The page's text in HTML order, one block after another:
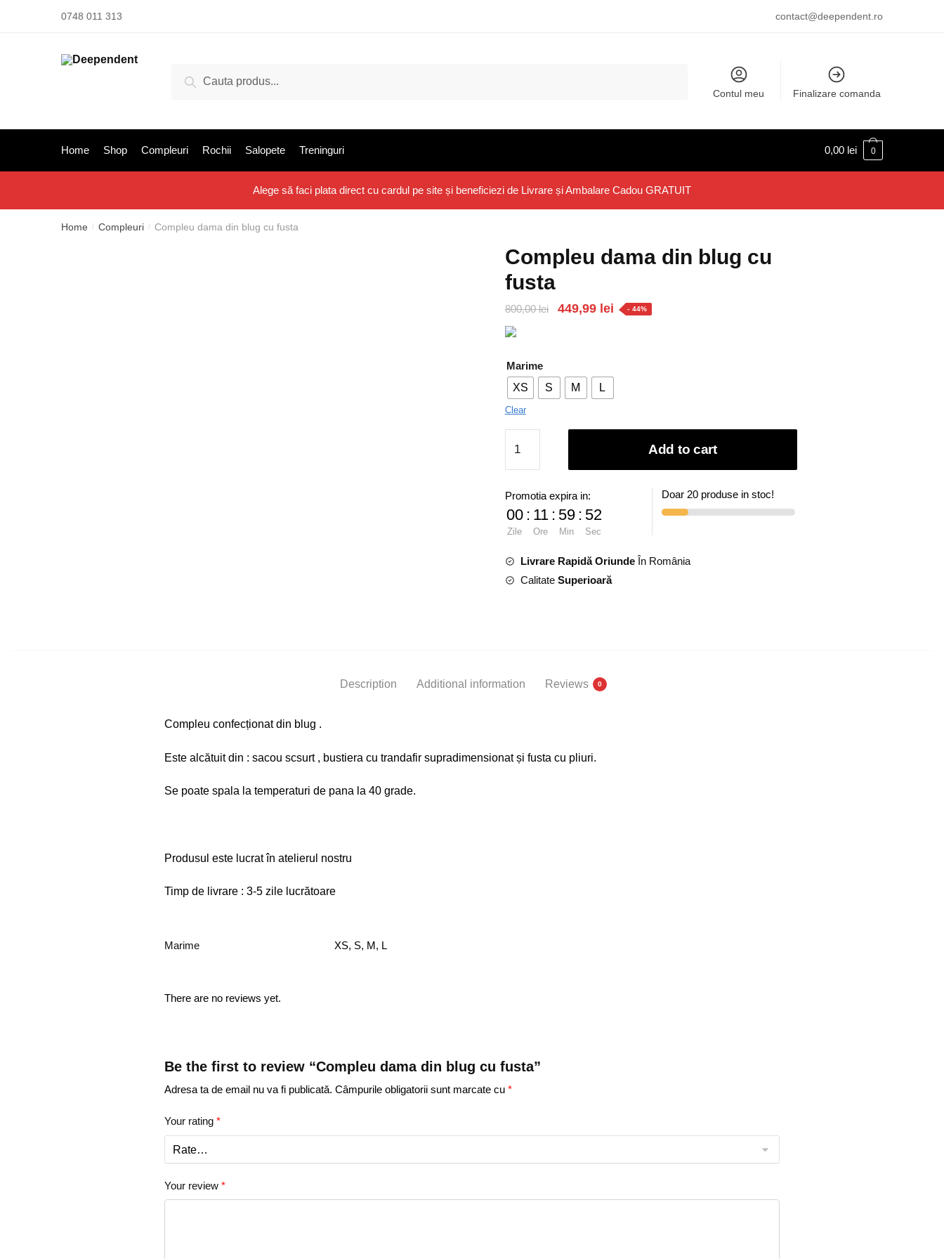
0748 011 313 contact@deependent.ro
Search
Contul meu Finalizare comanda
Home Shop Compleuri Rochii Salopete Treninguri 0,00 lei 0
Alege să faci plata direct cu cardul pe site și beneficiezi de Livrare și Ambalare Cadou GRATUIT
Home / Compleuri / Compleu dama din blug cu fusta
Compleu dama din blug cu
fusta
800,00lei 449,99 lei - 44%
Marime
XS
S M L
Clear
dama
din
blug
cu
fusta
Add to cart
Promotia expira in:
00
Zile
: 11
Ore
: 59
Min
: 51
Sec
Doar 20 produse in stoc!
Livrare Rapidă OriundeÎn România
Calitate Superioară
Description Additional information Reviews 0
Compleu confecționat din blug .
Este alcătuit din : sacou scsurt , bustiera cu trandafir supradimensionat și fusta cu pliuri.
Se poate spala la temperaturi de pana la 40 grade.
Produsul este lucrat în atelierul nostru
Timp de livrare : 3-5 zile lucrătoare
Marime XS, S, M, L
There are no reviews yet.
Be the first to review “Compleu dama din blug cu fusta”
Adresa ta de email nu va fi publicată. Câmpurile obligatorii sunt marcate cu *
Your rating *
Your review *